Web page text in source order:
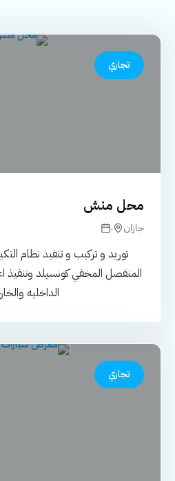
تجاري
محل منش
جازان
.
توريد و تركيب و تنفيذ نظام
المنفصل المخفي كونسيلد وتنفيذ
الداخليه
تجاري